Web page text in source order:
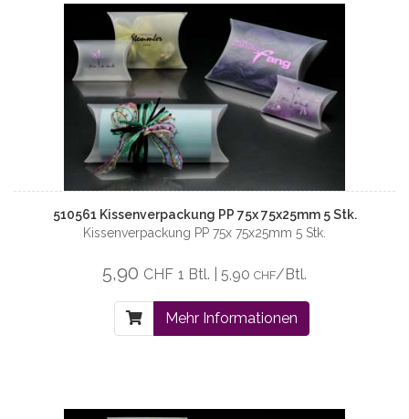
510561 Kissenverpackung PP 75x 75x25mm 5 Stk.
Kissenverpackung PP 75x 75x25mm 5 Stk.
5,90 CHF 1 Btl. | 5,90 CHF/Btl.
Mehr Informationen